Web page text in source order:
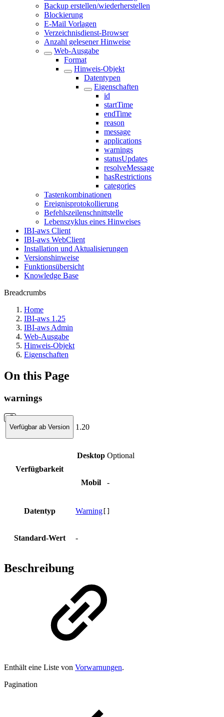
Backup erstellen/wiederherstellen
Blockierung
E-Mail Vorlagen
Verzeichnisdienst-Browser
Anzahl gelesener Hinweise
Web-Ausgabe
Format
Hinweis-Objekt
Datentypen
Eigenschaften
id
startTime
endTime
reason
message
applications
warnings
statusUpdates
resolveMessage
hasRestrictions
categories
Tastenkombinationen
Ereignisprotokollierung
Befehlszeilenschnittstelle
Lebenszyklus eines Hinweises
IBI-aws Client
IBI-aws WebClient
Installation und Aktualisierungen
Versionshinweise
Funktionsübersicht
Knowledge Base
Breadcrumbs
Home
IBI-aws 1.25
IBI-aws Admin
Web-Ausgabe
Hinweis-Objekt
Eigenschaften
On this Page
warnings
Verfügbar ab Version 1.20
Verfügbarkeit
Desktop Optional
Mobil -
Datentyp Warning []
Standard-Wert -
Beschreibung
Enthält eine Liste von Vorwarnungen.
Pagination